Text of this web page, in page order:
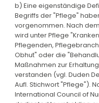
b) Eine eigenständige
Begriffs der "Pflege"
vorgenommen. Nach
wird unter Pflege
Pflegenden,
Obhut" oder die
Maßnahmen zur
verstanden (vgl. Duden
Aufl. Stichwort "Pflege").
International Council of